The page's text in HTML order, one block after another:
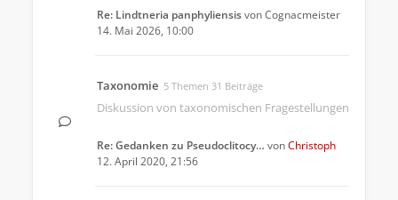
Re: Lindtneria panphyliensisvonCognacmeister
14. Mai 2026, 10:00
Taxonomie 5 Themen 31 Beiträge
Diskussion von taxonomischen Fragestellungen
Re: Gedanken zu Pseudoclitocy… vonChristoph
12. April 2020, 21:56